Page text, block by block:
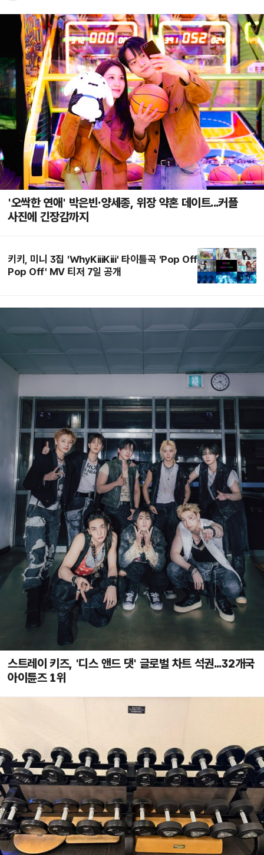
'오싹한 연애' 박은빈·양세종, 위장 약혼 데이트...커플
사진에 긴장감까지
키키, 미니 3집 'WhyKiiiKiii' 타이틀곡 'Pop Off
Pop Off' MV 티저 7일 공개
스트레이 키즈, '디스 앤드 댓' 글로벌 차트 석권...32개국
아이튠즈 1위